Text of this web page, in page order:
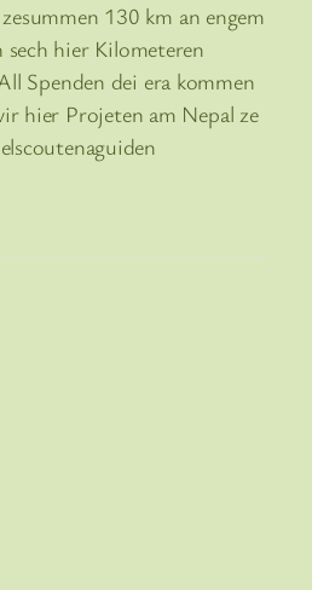
130 km an engem
sech hier Kilometeren
Spenden dei era kommen
hier Projeten am Nepal ze